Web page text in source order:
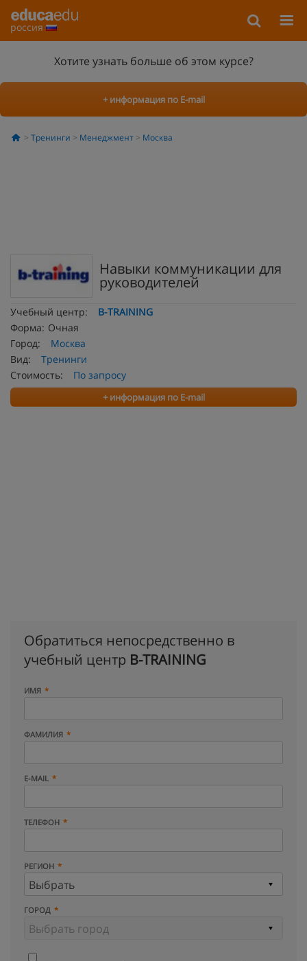
россия
Хотите узнать больше об этом курсе?
+ информация по E-mail
Тренинги Менеджмент Москва
Навыки коммуникации для
руководителей
Учебный центр:
B-TRAINING
Форма: Очная
Город:
Москва
Вид:
Тренинги
Стоимость:
По запросу
+ информация по E-mail
Обратиться непосредственно в
учебный центр B-TRAINING
ИМЯ
ФАМИЛИЯ
E-MAIL
ТЕЛЕФОН
РЕГИОН
ГОРОД